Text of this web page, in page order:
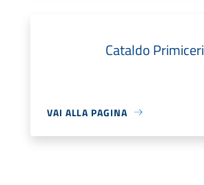
Cataldo Primiceri
VAI ALLA PAGINA